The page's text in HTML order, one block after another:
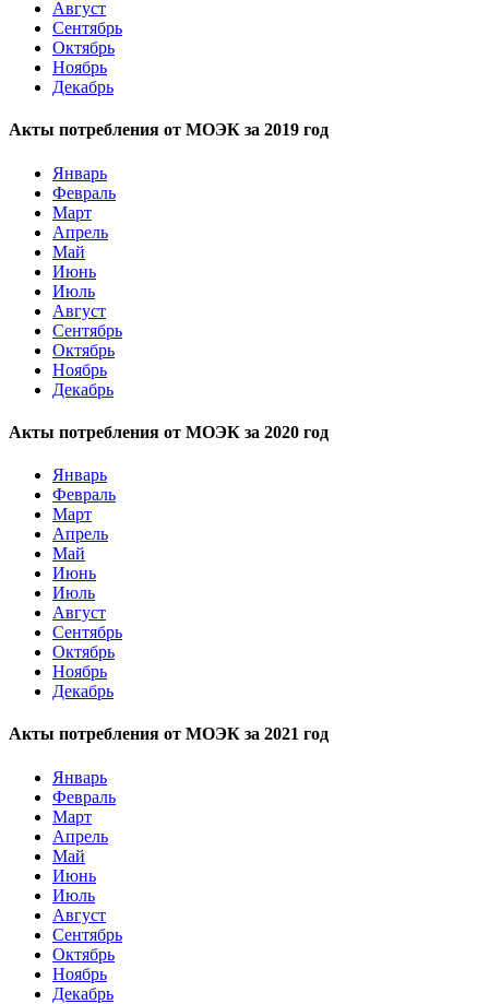
Август
Сентябрь
Октябрь
Ноябрь
Декабрь
Акты потребления от МОЭК за 2019 год
Январь
Февраль
Март
Апрель
Май
Июнь
Июль
Август
Сентябрь
Октябрь
Ноябрь
Декабрь
Акты потребления от МОЭК за 2020 год
Январь
Февраль
Март
Апрель
Май
Июнь
Июль
Август
Сентябрь
Октябрь
Ноябрь
Декабрь
Акты потребления от МОЭК за 2021 год
Январь
Февраль
Март
Апрель
Май
Июнь
Июль
Август
Сентябрь
Октябрь
Ноябрь
Декабрь